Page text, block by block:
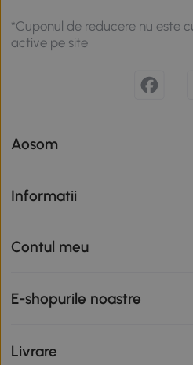
*Cuponul de reducere nu este
active pe site
Aosom
Informatii
Contul meu
E-shopurile noastre
Livrare